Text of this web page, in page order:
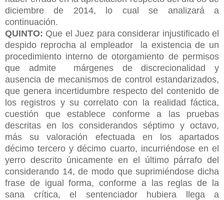
diciembre de 2014, lo cual se analizará a
continuación.
QUINTO: Que el Juez para considerar injustificado el
despido reprocha al empleador la existencia de un
procedimiento interno de otorgamiento de permisos
que admite márgenes de discrecionalidad y
ausencia de mecanismos de control estandarizados,
que genera incertidumbre respecto del contenido de
los registros y su correlato con la realidad fáctica,
cuestión que establece conforme a las pruebas
descritas en los considerandos séptimo y octavo,
más su valoración efectuada en los apartados
décimo tercero y décimo cuarto, incurriéndose en el
yerro descrito únicamente en el último párrafo del
considerando 14, de modo que suprimiéndose dicha
frase de igual forma, conforme a las reglas de la
sana crítica, el sentenciador hubiera llega a